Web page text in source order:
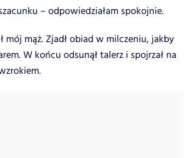
– odpowiedziałam spokojnie.
mój mąż. Zjadł obiad w milczeniu, jakby
W końcu odsunął talerz i spojrzał na